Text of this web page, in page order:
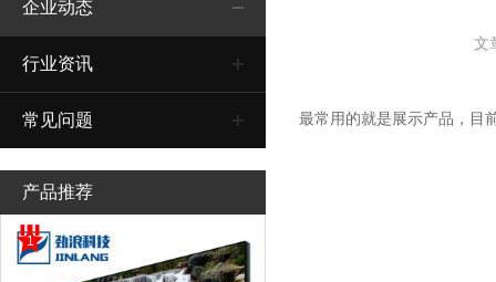
企业动态
行业资讯
常见问题
产品推荐
1
文
最常用的就是展示产品，目